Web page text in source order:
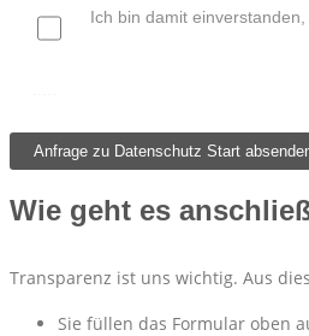
Ich bin damit
Wie geht es
Transparenz ist uns wichtig. Aus
Sie füllen das Formular oben